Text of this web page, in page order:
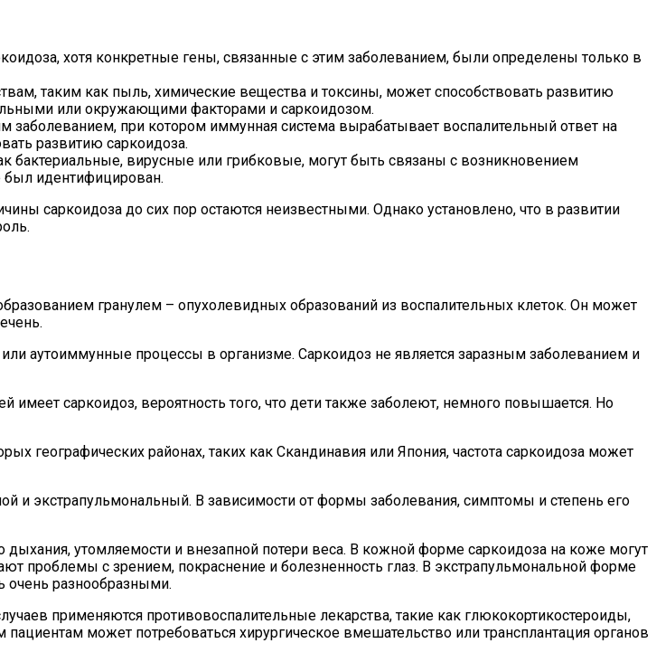
хотя конкретные гены, связанные с этим заболеванием, были определены только в
таким как пыль, химические вещества и токсины, может способствовать развитию
или окружающими факторами и саркоидозом.
заболеванием, при котором иммунная система вырабатывает воспалительный ответ на
развитию саркоидоза.
бактериальные, вирусные или грибковые, могут быть связаны с возникновением
был идентифицирован.
саркоидоза до сих пор остаются неизвестными. Однако установлено, что в развитии
гранулем – опухолевидных образований из воспалительных клеток. Он может
аутоиммунные процессы в организме. Саркоидоз не является заразным заболеванием и
имеет саркоидоз, вероятность того, что дети также заболеют, немного повышается. Но
географических районах, таких как Скандинавия или Япония, частота саркоидоза может
и экстрапульмональный. В зависимости от формы заболевания, симптомы и степень его
утомляемости и внезапной потери веса. В кожной форме саркоидоза на коже могут
проблемы с зрением, покраснение и болезненность глаз. В экстрапульмональной форме
очень разнообразными.
применяются противовоспалительные лекарства, такие как глюкокортикостероиды,
может потребоваться хирургическое вмешательство или трансплантация органов